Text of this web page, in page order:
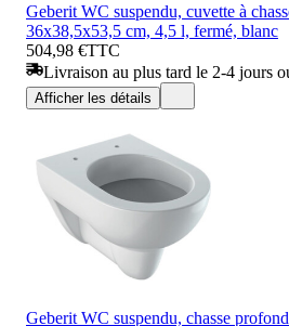
Geberit WC suspendu, cuvette à
36x38,5x53,5 cm, 4,5 l, fermé, blanc
504,98 €TTC
Livraison au plus tard le 2-4 jours
Afficher les détails
Geberit WC suspendu, chasse